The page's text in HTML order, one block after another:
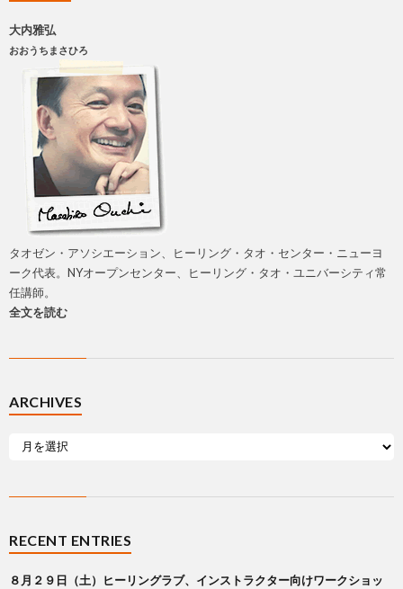
大内雅弘
おおうちまさひろ
タオゼン・アソシエーション、ヒーリング・タオ・センター・ニューヨ
ーク代表。NYオープンセンター、ヒーリング・タオ・ユニバーシティ常
任講師。
全文を読む
ARCHIVES
RECENT ENTRIES
８月２９日（土）ヒーリングラブ、インストラクター向けワークショッ